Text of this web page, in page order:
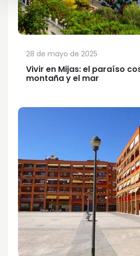
Vivir en Mijas: el paraíso
montaña y el mar
28 de mayo de 2025